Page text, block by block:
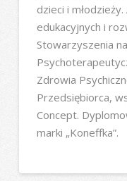
dzieci i
edukacyjnych i
Stowarzyszenia
Zdrowia
Przedsiębiorca,
Concept.
marki „Koneffka”.